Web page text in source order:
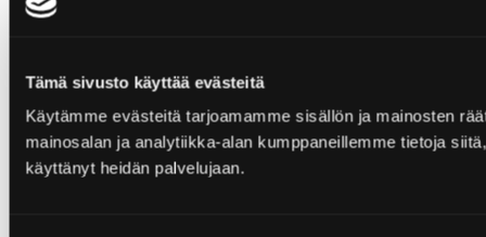
Tämä sivusto käyttää evästeitä
Käytämme evästeitä tarjoamamme sisällön ja mainosten
mainosalan ja analytiikka-alan kumppaneillemme tietoja
käyttänyt heidän palvelujaan.